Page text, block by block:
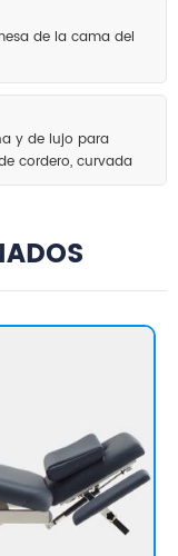
de la cama del
y de lujo para
cordero, curvada